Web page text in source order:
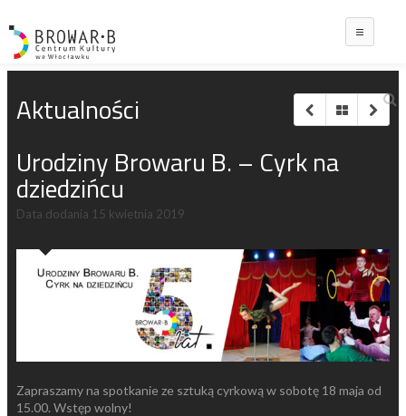
Aktualności
Urodziny Browaru B. – Cyrk na
dziedzińcu
Data dodania 15 kwietnia 2019
Zapraszamy na spotkanie ze sztuką cyrkową w sobotę 18 maja od
15.00. Wstęp wolny!